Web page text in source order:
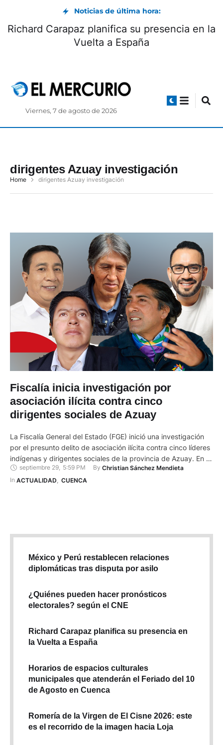
Noticias de última hora:
Richard Carapaz planifica su presencia en la
Vuelta a España
Viernes, 7 de agosto de 2026
dirigentes Azuay investigación
Home dirigentes Azuay investigación
Fiscalía inicia investigación por
asociación ilícita contra cinco
dirigentes sociales de Azuay
La Fiscalía General del Estado (FGE) inició una investigación
por el presunto delito de asociación ilícita contra cinco líderes
indígenas y dirigentes sociales de la provincia de Azuay. En la
lista constan Lauro Sicha, presidente de la Federación de
Organizaciones Indígenas y Campesinas del Azuay (FOA), y
septiembre 29, 5:59 PM By Christian Sánchez Mendieta
In ACTUALIDAD CUENCA
México y Perú restablecen relaciones
diplomáticas tras disputa por asilo
¿Quiénes pueden hacer pronósticos
electorales? según el CNE
Richard Carapaz planifica su presencia en
la Vuelta a España
Horarios de espacios culturales
municipales que atenderán el Feriado del 10
de Agosto en Cuenca
Romería de la Virgen de El Cisne 2026: este
es el recorrido de la imagen hacia Loja